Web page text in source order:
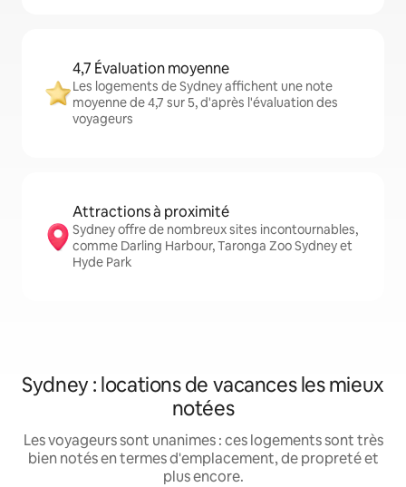
4,7 Évaluation moyenne
Les logements de Sydney affichent une note
moyenne de 4,7 sur 5, d'après l'évaluation des
voyageurs
Attractions à proximité
Sydney offre de nombreux sites incontournables,
comme Darling Harbour, Taronga Zoo Sydney et
Hyde Park
Sydney : locations de vacances les mieux
notées
Les voyageurs sont unanimes : ces logements sont très
bien notés en termes d'emplacement, de propreté et
plus encore.